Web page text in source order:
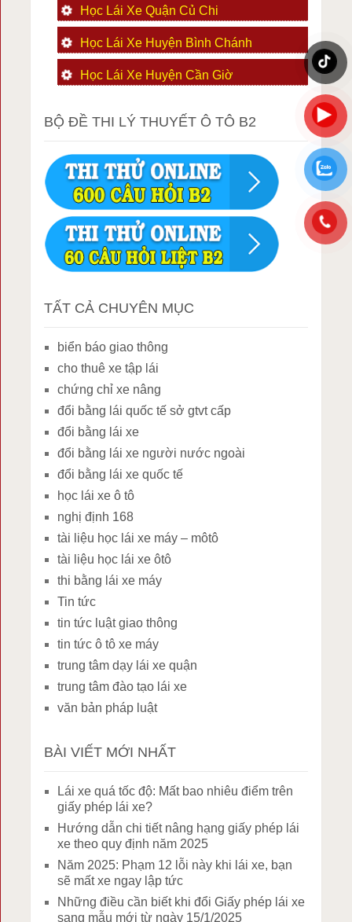
Học Lái Xe Quận Củ Chi
Học Lái Xe Huyện Bình Chánh
Học Lái Xe Huyện Cần Giờ
BỘ ĐỀ THI LÝ THUYẾT Ô TÔ B2
TẤT CẢ CHUYÊN MỤC
biển báo giao thông
cho thuê xe tập lái
chứng chỉ xe nâng
đổi bằng lái quốc tế sở gtvt cấp
đổi bằng lái xe
đổi bằng lái xe người nước ngoài
đổi bằng lái xe quốc tế
học lái xe ô tô
nghị định 168
tài liệu học lái xe máy – môtô
tài liệu học lái xe ôtô
thi bằng lái xe máy
Tin tức
tin tức luật giao thông
tin tức ô tô xe máy
trung tâm dạy lái xe quận
trung tâm đào tạo lái xe
văn bản pháp luật
BÀI VIẾT MỚI NHẤT
Lái xe quá tốc độ: Mất bao nhiêu điểm trên
giấy phép lái xe?
Hướng dẫn chi tiết nâng hạng giấy phép lái
xe theo quy định năm 2025
Năm 2025: Phạm 12 lỗi này khi lái xe, bạn
sẽ mất xe ngay lập tức
Những điều cần biết khi đổi Giấy phép lái xe
sang mẫu mới từ ngày 15/1/2025